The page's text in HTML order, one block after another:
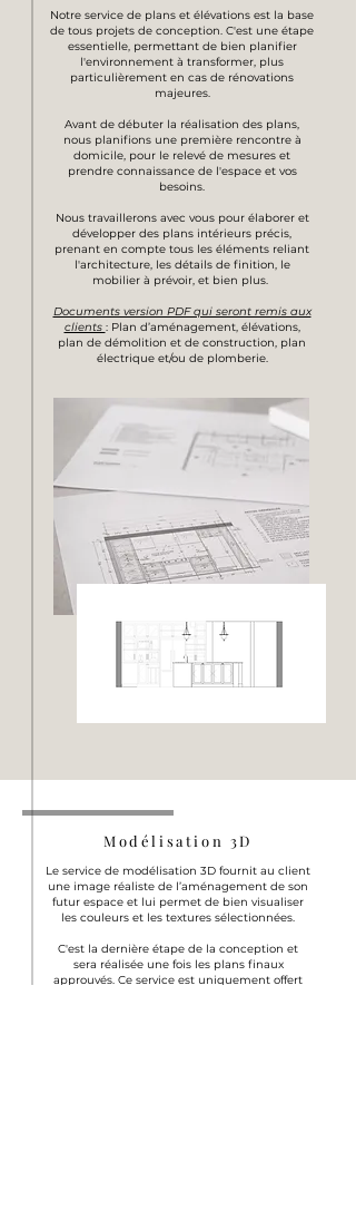
Notre service de plans et élévations est la base
de tous projets de conception. C'est une étape
essentielle, permettant de bien planifier
l'environnement à transformer, plus
particulièrement en cas de rénovations
majeures.
Avant de débuter la réalisation des plans,
nous planifions une première rencontre à
domicile, pour le relevé de mesures et
prendre connaissance de l'espace et vos
besoins.
Nous travaillerons avec vous pour élaborer et
développer des plans intérieurs précis,
prenant en compte tous les éléments reliant
l'architecture, les détails de finition, le
mobilier à prévoir, et bien plus.
Documents version PDF qui seront remis aux
clients : Plan d’aménagement, élévations,
plan de démolition et de construction, plan
électrique et/ou de plomberie.
Modélisation 3D
Le service de modélisation 3D fournit au client
une image réaliste de l’aménagement de son
futur espace et lui permet de bien visualiser
les couleurs et les textures sélectionnées.
C'est la dernière étape de la conception et
sera réalisée une fois les plans finaux
approuvés. Ce service est uniquement offert